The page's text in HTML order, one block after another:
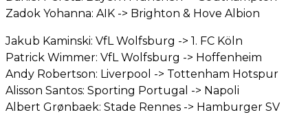
Zadok Yohanna: AIK -> Brighton & Hove Albion
Jakub Kaminski: VfL Wolfsburg -> 1. FC Köln
Patrick Wimmer: VfL Wolfsburg -> Hoffenheim
Andy Robertson: Liverpool -> Tottenham Hotspur
Alisson Santos: Sporting Portugal -> Napoli
Albert Grønbaek: Stade Rennes -> Hamburger SV